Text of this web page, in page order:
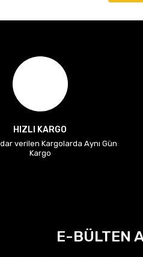
HIZLI KARGO
verilen Kargolarda Aynı Gün
Kargo
E-BÜLTEN